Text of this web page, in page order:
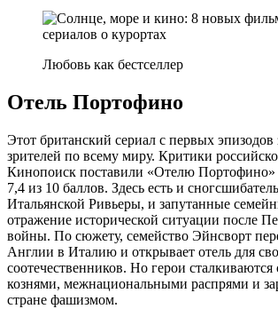
Любовь как бестселлер
Отель Портофино
Этот британский сериал с первых
зрителей по всему миру. Критики
Кинопоиск поставили «Отелю Портофино»
7,4 из 10 баллов. Здесь есть и
Итальянской Ривьеры, и запутанные
отражение исторической ситуации после
войны. По сюжету, семейство Эйнсворт
Англии в Италию и открывает отель для
соотечественников. Но герои сталкиваются
кознями, межнациональными распрями и
стране фашизмом.